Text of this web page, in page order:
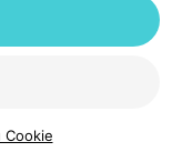
раньше
больше
Cookie